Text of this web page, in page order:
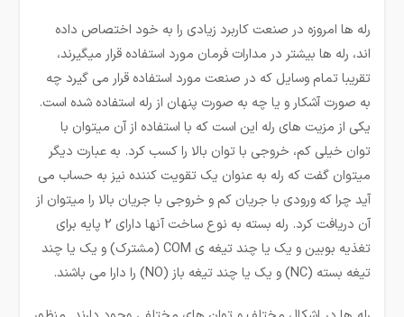
رله ها امروزه در صنعت کاربرد زیادی را به خود اختصاص داده
اند، رله ­ها بیشتر در مدارات فرمان مورد استفاده قرار می­گیرند،
تقریبا تمام وسایل که در صنعت مورد استفاده قرار می گیرد چه
به صورت آشکار و یا چه به صورت پنهان از رله استفاده شده است.
یکی از مزیت­ های رله این است که با استفاده از آن میتوان با
توان خیلی کم، خروجی با توان بالا را کسب کرد. به عبارت دیگر
می­توان گفت که رله به عنوان یک تقویت کننده نیز به حساب می
آید چرا که ورودی با جریان کم و خروجی با جریان بالا را میتوان از
آن دریافت کرد. رله بسته به نوع ساخت آنها دارای 2 پایه برای
تغذیه بوبین و یک یا چند تیغه ی COM (مشترک) و یک یا چند
تیغه بسته (NC) و یک یا چند تیغه باز (NO) را دارا می باشند.